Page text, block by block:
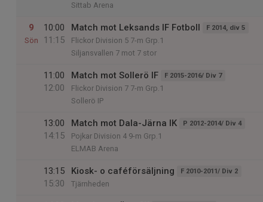
Sittab Arena
9
Sön
10:00
11:15
Match mot Leksands IF Fotboll F 2014, div 5
Flickor Division 5 7-m Grp.1
Siljansvallen 7 mot 7 stor
11:00
12:00
Match mot Sollerö IF F 2015-2016/ Div 7
Flickor Division 7 7-m Grp.1
Sollerö IP
13:00
14:15
Match mot Dala-Järna IK P 2012-2014/ Div 4
Pojkar Division 4 9-m Grp.1
ELMAB Arena
13:15
15:30
Kiosk- o caféförsäljning F 2010-2011/ Div 2
Tjärnheden